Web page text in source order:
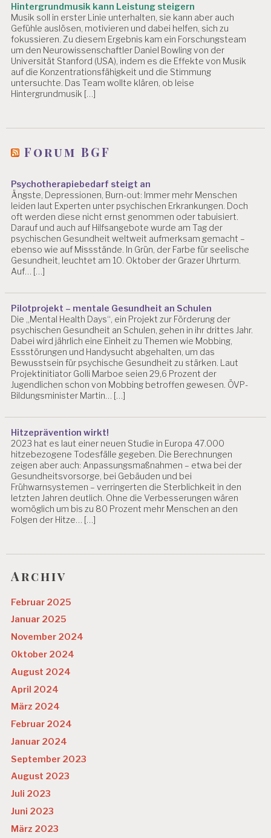
Hintergrundmusik kann Leistung steigern
Musik soll in erster Linie unterhalten, sie kann aber auch
Gefühle auslösen, motivieren und dabei helfen, sich zu
fokussieren. Zu diesem Ergebnis kam ein Forschungsteam
um den Neurowissenschaftler Daniel Bowling von der
Universität Stanford (USA), indem es die Effekte von Musik
auf die Konzentrationsfähigkeit und die Stimmung
untersuchte. Das Team wollte klären, ob leise
Hintergrundmusik […]
Forum BGF
Psychotherapiebedarf steigt an
Ängste, Depressionen, Burn-out: Immer mehr Menschen
leiden laut Experten unter psychischen Erkrankungen. Doch
oft werden diese nicht ernst genommen oder tabuisiert.
Darauf und auch auf Hilfsangebote wurde am Tag der
psychischen Gesundheit weltweit aufmerksam gemacht –
ebenso wie auf Missstände. In Grün, der Farbe für seelische
Gesundheit, leuchtet am 10. Oktober der Grazer Uhrturm.
Auf… […]
Pilotprojekt – mentale Gesundheit an Schulen
Die „Mental Health Days“, ein Projekt zur Förderung der
psychischen Gesundheit an Schulen, gehen in ihr drittes Jahr.
Dabei wird jährlich eine Einheit zu Themen wie Mobbing,
Essstörungen und Handysucht abgehalten, um das
Bewusstsein für psychische Gesundheit zu stärken. Laut
Projektinitiator Golli Marboe seien 29,6 Prozent der
Jugendlichen schon von Mobbing betroffen gewesen. ÖVP-
Bildungsminister Martin… […]
Hitzeprävention wirkt!
2023 hat es laut einer neuen Studie in Europa 47.000
hitzebezogene Todesfälle gegeben. Die Berechnungen
zeigen aber auch: Anpassungsmaßnahmen – etwa bei der
Gesundheitsvorsorge, bei Gebäuden und bei
Frühwarnsystemen – verringerten die Sterblichkeit in den
letzten Jahren deutlich. Ohne die Verbesserungen wären
womöglich um bis zu 80 Prozent mehr Menschen an den
Folgen der Hitze… […]
Archiv
Februar 2025
Januar 2025
November 2024
Oktober 2024
August 2024
April 2024
März 2024
Februar 2024
Januar 2024
September 2023
August 2023
Juli 2023
Juni 2023
März 2023